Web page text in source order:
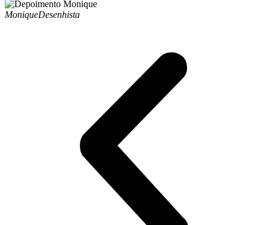
MoniqueDesenhista